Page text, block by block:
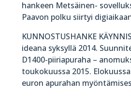
hankeen Metsäinen-
Paavon polku siirtyi
KUNNOSTUSHANKE
ideana syksyllä 2014.
D1400-piiriapuraha –
toukokuussa 2015.
euron apurahan